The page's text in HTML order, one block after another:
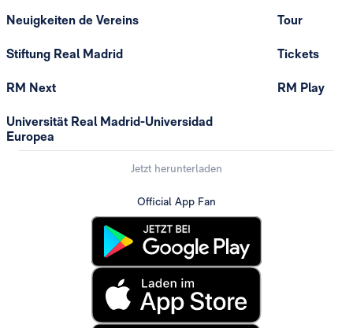
Neuigkeiten de Vereins
Stiftung Real Madrid
RM Next
Universität Real Madrid-Universidad
Europea
Tour
Tickets
RM Play
Jetzt herunterladen
Official App Fan